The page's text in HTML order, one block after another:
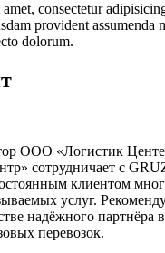
consectetur
provident assumenda
dolorum.
ООО «Логистик
сотрудничает с
клиентом
услуг.
надёжного партнёра
перевозок.